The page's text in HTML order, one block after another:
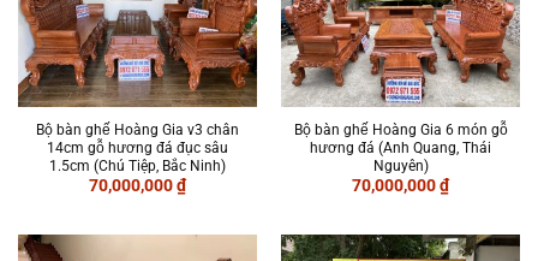
Bộ bàn ghế Hoàng Gia v3 chân
14cm gỗ hương đá đục sâu
1.5cm (Chú Tiệp, Bắc Ninh)
70,000,000₫
Bộ bàn ghế Hoàng Gia 6 món gỗ
hương đá (Anh Quang, Thái
Nguyên)
70,000,000₫